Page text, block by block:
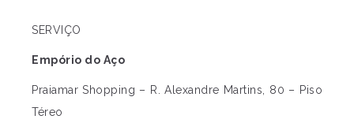
SERVIÇO
Empório do Aço
Praiamar Shopping – R. Alexandre Martins, 80 – Piso
Téreo